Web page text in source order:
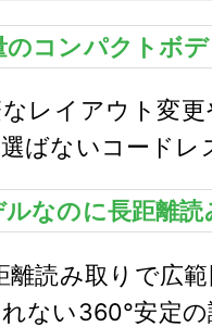
のコンパクトボデ
レイアウト変
ばないコードレ
なのに長距離読
離読み取りで広
ない360°安定